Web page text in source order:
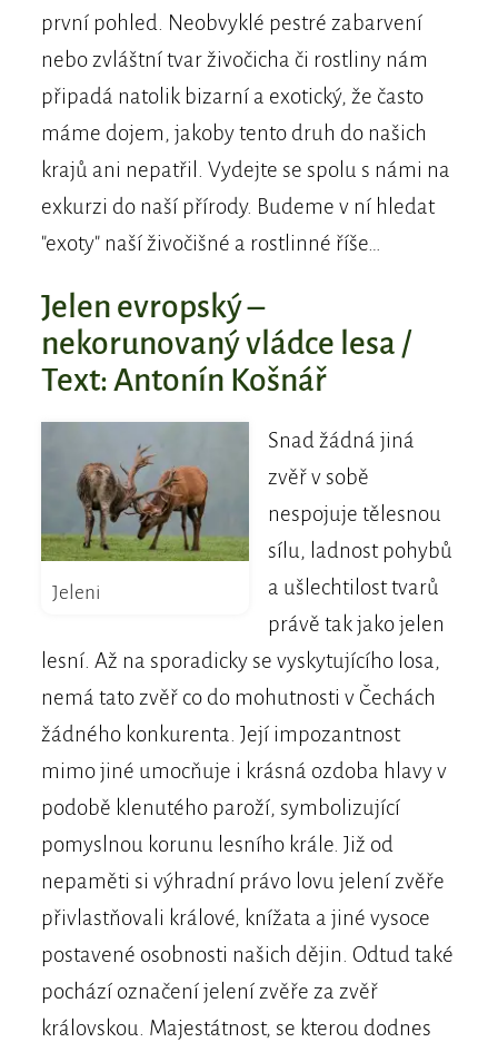
první pohled. Neobvyklé pestré zabarvení
nebo zvláštní tvar živočicha či rostliny nám
připadá natolik bizarní a exotický, že často
máme dojem, jakoby tento druh do našich
krajů ani nepatřil. Vydejte se spolu s námi na
exkurzi do naší přírody. Budeme v ní hledat
"exoty" naší živočišné a rostlinné říše…
Jelen evropský –
nekorunovaný vládce lesa /
Text: Antonín Košnář
Jeleni
Snad žádná jiná
zvěř v sobě
nespojuje tělesnou
sílu, ladnost pohybů
a ušlechtilost tvarů
právě tak jako jelen
lesní. Až na sporadicky se vyskytujícího losa,
nemá tato zvěř co do mohutnosti v Čechách
žádného konkurenta. Její impozantnost
mimo jiné umocňuje i krásná ozdoba hlavy v
podobě klenutého paroží, symbolizující
pomyslnou korunu lesního krále. Již od
nepaměti si výhradní právo lovu jelení zvěře
přivlastňovali králové, knížata a jiné vysoce
postavené osobnosti našich dějin. Odtud také
pochází označení jelení zvěře za zvěř
královskou. Majestátnost, se kterou dodnes